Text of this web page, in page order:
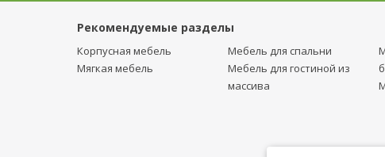
Рекомендуемые разделы
Корпусная мебель
Мягкая мебель
Мебель для спальни
Мебель для гостиной из
массива